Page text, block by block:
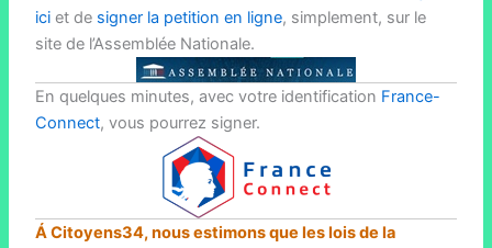
ici et de signer la petition en ligne, simplement, sur le
site de l’Assemblée Nationale.
En quelques minutes, avec votre identification France-
Connect, vous pourrez signer.
Á Citoyens34, nous estimons que les lois de la